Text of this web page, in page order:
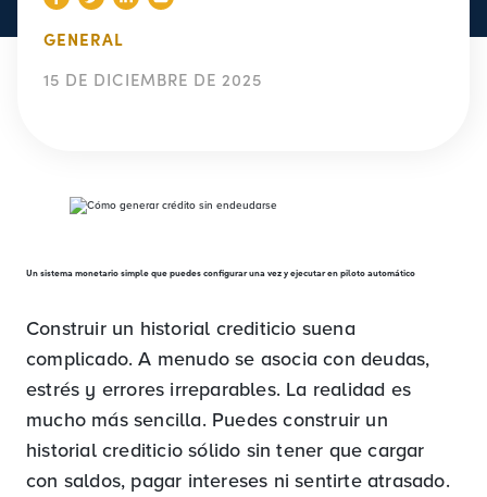
GENERAL
15 DE DICIEMBRE DE 2025
Un sistema monetario simple que puedes configurar una vez y ejecutar en piloto automático
Construir un historial crediticio suena
complicado. A menudo se asocia con deudas,
estrés y errores irreparables. La realidad es
mucho más sencilla. Puedes construir un
historial crediticio sólido sin tener que cargar
con saldos, pagar intereses ni sentirte atrasado.